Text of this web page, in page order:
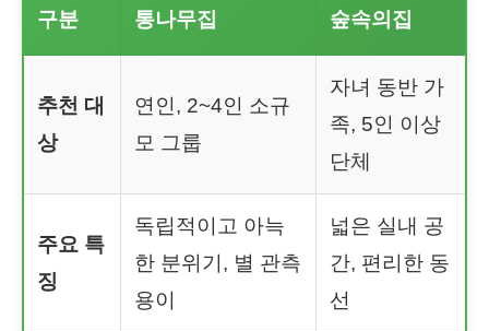
구분 통나무집 숲속의집
추천 대
상
연인, 2~4인 소규
모 그룹
자녀 동반 가
족, 5인 이상
단체
주요 특
징
독립적이고 아늑
한 분위기, 별 관측
용이
넓은 실내 공
간, 편리한 동
선